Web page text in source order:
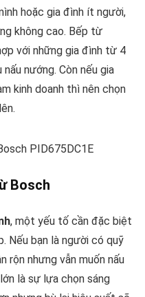
hoặc gia đình ít người,
không cao. Bếp từ
với những gia đình từ 4
nướng. Còn nếu gia
kinh doanh thì nên chọn
PID675DC1E
Bosch
, một yếu tố cần đặc biệt
Nếu bạn là người có quỹ
rộn nhưng vẫn muốn nấu
là sự lựa chọn sáng